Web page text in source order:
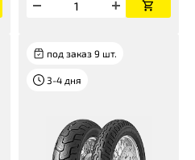
под заказ 9 шт.
3-4 дня